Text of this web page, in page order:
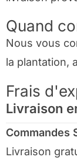
Quand
Nous vous
la plantation,
Frais
Livraison
Commandes
Livraison